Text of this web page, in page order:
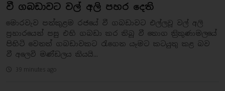
වී ගබඩාවට වල් අලි පහර දෙති
මොරවැව පන්කුළම රජයේ වී ගබඩාවට එල්ලවූ වල් අලි
ප්‍රහාරයෙන් පසු එහි ගබඩා කර තිබූ වී තොග ත්‍රිකුණාමලයේ
පිහිටි වෙනත් ගබඩාවකට රැගෙන යෑමට කටයුතු කළ බව
වී අලෙවි මණ්ඩලය කියයි...
39 minutes ago